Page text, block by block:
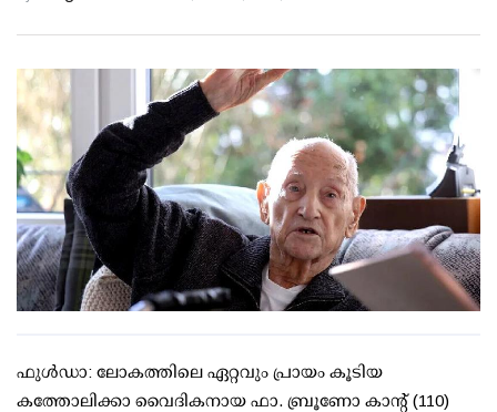
ഫുൾഡാ: ലോകത്തിലെ ഏറ്റവും പ്രായം കൂടിയ
കത്തോലിക്കാ വൈദികനായ ഫാ. ബ്രൂണോ കാന്റ് (110)